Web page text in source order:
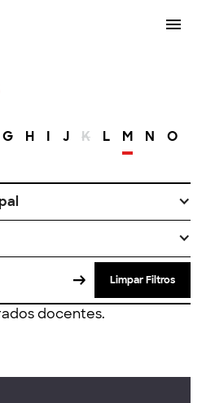
G H I J K L M N O
Limpar Filtros
docentes.